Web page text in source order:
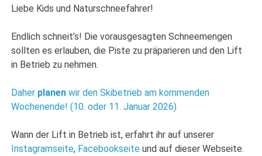
Liebe Kids und Naturschneefahrer!
Endlich schneit’s! Die vorausgesagten Schneemengen
sollten es erlauben, die Piste zu präparieren und den Lift
in Betrieb zu nehmen.
Daher planen wir den Skibetrieb am kommenden
Wochenende! (10. oder 11. Januar 2026)
Wann der Lift in Betrieb ist, erfahrt ihr auf unserer
Instagramseite, Facebookseite und auf dieser Webseite.